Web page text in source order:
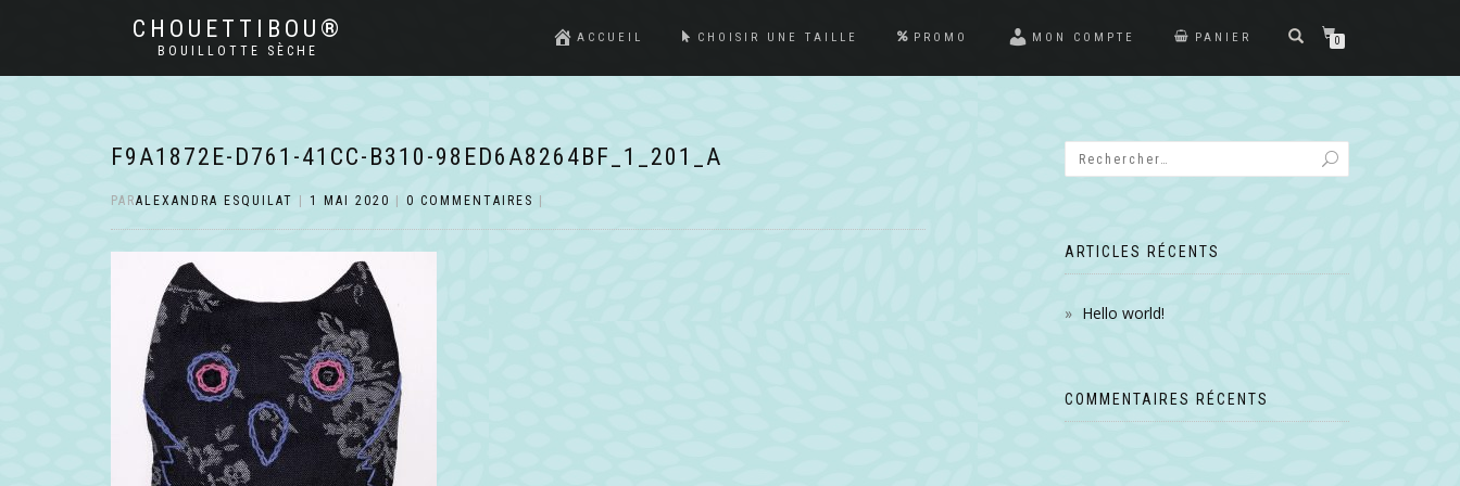
CHOUETTIBOU®
BOUILLOTTE SÈCHE
ACCUEIL CHOISIR UNE TAILLE PROMO MON COMPTE PANIER 0
F9A1872E-D761-41CC-B310-98ED6A8264BF_1_201_A
PARALEXANDRA ESQUILAT 1 MAI 2020 0 COMMENTAIRES
ARTICLES RÉCENTS
Hello world!
COMMENTAIRES RÉCENTS